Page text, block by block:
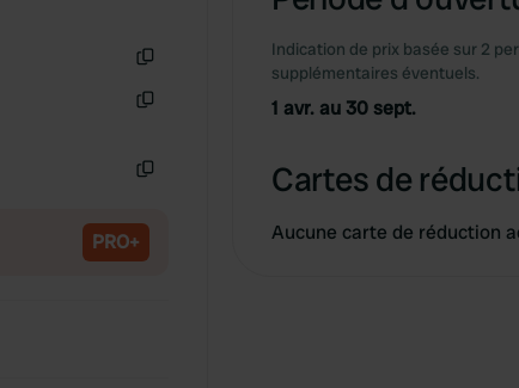
PRO+
Indication de prix basée sur 2
supplémentaires éventuels.
1 avr. au 30 sept.
Cartes de
Aucune carte de réduction